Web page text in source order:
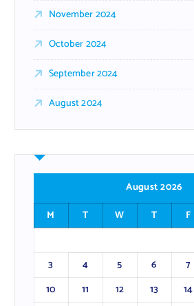
November 2024
October 2024
September 2024
August 2024
August 2026
M
T W T F
3
4 5 6 7
10
11 12 13 14